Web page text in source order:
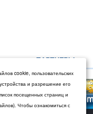
ПАРТНЕРЫ
cookie, пользовательских
и разрешение его
посещенных страниц и
Чтобы ознакомиться с